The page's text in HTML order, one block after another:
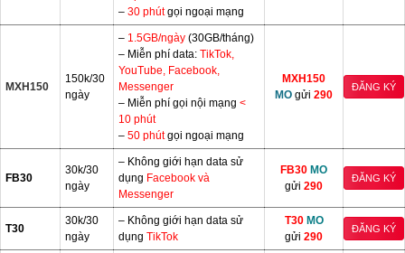
– 30 phútgọi ngoại mạng
MXH150
150k/30
ngày
– 1.5GB/ngày (30GB/tháng)
– Miễn phí data: TikTok,
YouTube, Facebook,
Messenger
– Miễn phí gọi nội mạng <
10 phút
– 50 phútgọi ngoại mạng
MXH150
MO gửi 290
ĐĂNG KÝ
FB30
30k/30
ngày
– Không giới hạn data sử
dụng Facebook và
Messenger
FB30 MO
gửi 290
ĐĂNG KÝ
T30
30k/30
ngày
– Không giới hạn data sử
dụng TikTok
T30 MO
gửi 290
ĐĂNG KÝ